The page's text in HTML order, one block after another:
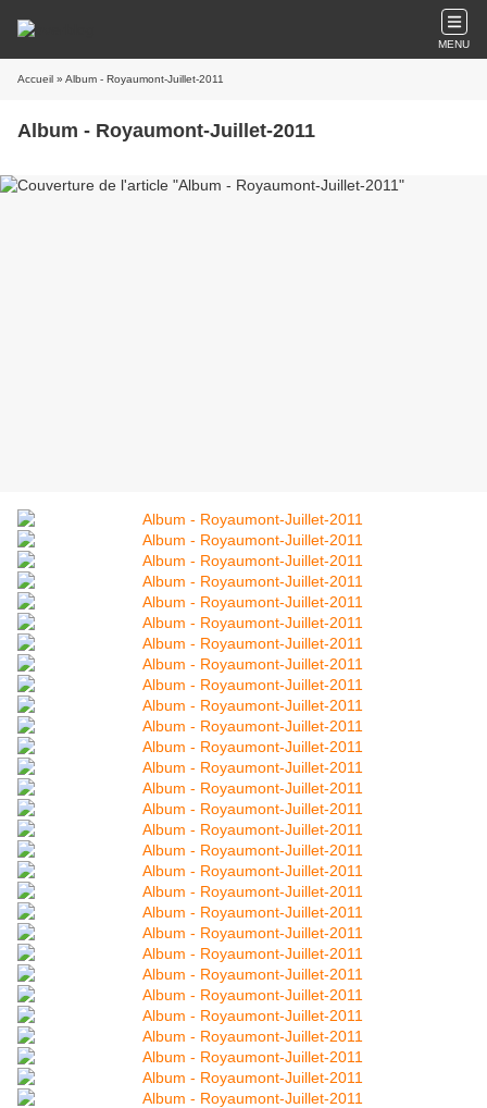
MENU
Accueil » Album - Royaumont-Juillet-2011
Album - Royaumont-Juillet-2011